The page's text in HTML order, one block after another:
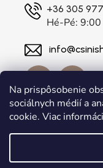
Na prispôsobenie
sociálnych médií a
cookie. Viac
+36 305
Hé-Pé: